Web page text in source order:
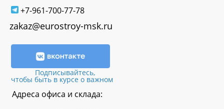
+7-961-700-77-78
zakaz@eurostroy-msk.ru
Подписывайтесь,
чтобы быть в курсе о важном
Адреса офиса и склада: